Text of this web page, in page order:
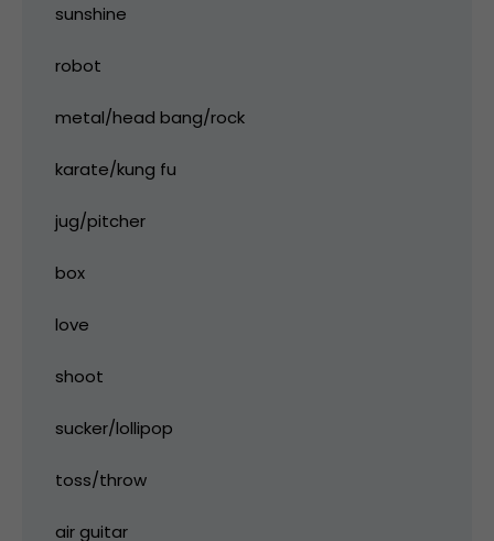
sunshine
robot
metal/head bang/rock
karate/kung fu
jug/pitcher
box
love
shoot
sucker/lollipop
toss/throw
air guitar